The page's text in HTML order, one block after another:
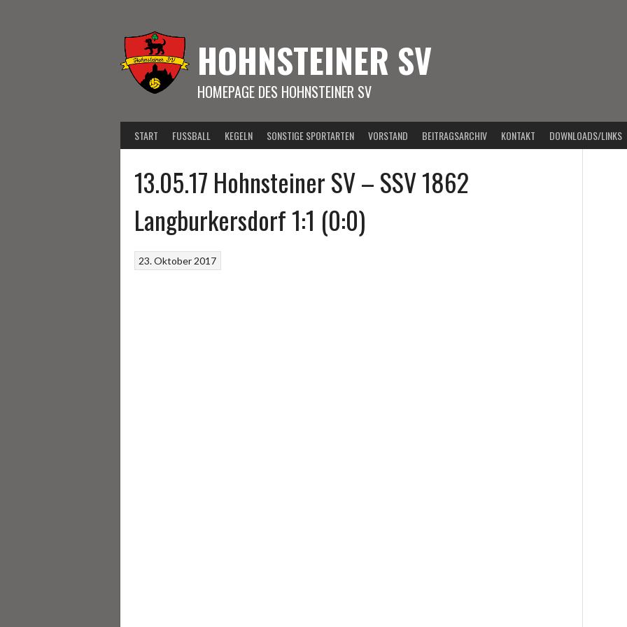
HOHNSTEINER SV
HOMEPAGE DES HOHNSTEINER SV
START FUSSBALL KEGELN SONSTIGE SPORTARTEN VORSTAND BEITRAGSARCHIV KONTAKT DOWNLOADS/LINKS
13.05.17 Hohnsteiner SV – SSV 1862
Langburkersdorf 1:1 (0:0)
23. Oktober 2017